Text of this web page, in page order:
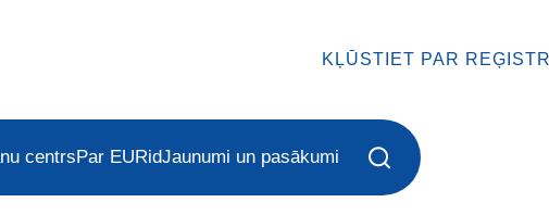
KĻŪSTIET PAR
centrsPar EURidJaunumi un pasākumi